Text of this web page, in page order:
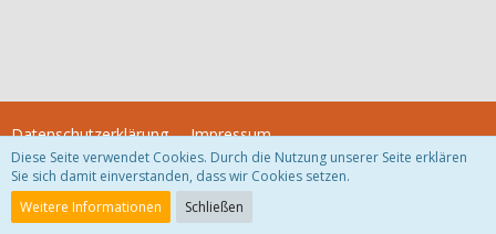
Datenschutzerklärung Impressum
Community-Software:
Diese Seite verwendet Cookies. Durch die Nutzung unserer Seite erklären
Sie sich damit einverstanden, dass wir Cookies setzen.
Weitere Informationen
Schließen